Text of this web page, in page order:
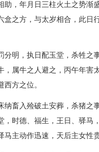
，年月日三柱火土之势渐
之方，与太岁相合，此日
明，执日配玉堂，杀牲之
属牛之人避之，丙午年害
方之位。
畜入殓破土安葬，杀猪之
时德、福生，王日、驿马
主动作迅速，天后主女性